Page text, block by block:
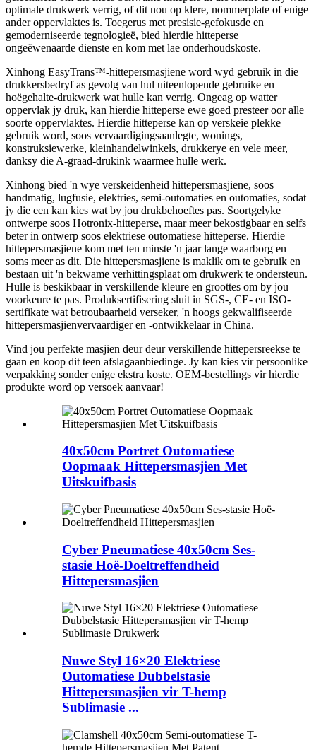
optimale drukwerk verrig, of dit nou op klere, nommerplate of enige
ander oppervlaktes is. Toegerus met presisie-gefokusde en
gemoderniseerde tegnologieë, bied hierdie hitteperse
ongeëwenaarde dienste en kom met lae onderhoudskoste.
Xinhong EasyTrans™-hittepersmasjiene word wyd gebruik in die
drukkersbedryf as gevolg van hul uiteenlopende gebruike en
hoëgehalte-drukwerk wat hulle kan verrig. Ongeag op watter
oppervlak jy druk, kan hierdie hitteperse ewe goed presteer oor alle
soorte oppervlaktes. Hierdie hitteperse kan op verskeie plekke
gebruik word, soos vervaardigingsaanlegte, wonings,
konstruksiewerke, kleinhandelwinkels, drukkerye en vele meer,
danksy die A-graad-drukink waarmee hulle werk.
Xinhong bied 'n wye verskeidenheid hittepersmasjiene, soos
handmatig, lugfusie, elektries, semi-outomaties en outomaties, sodat
jy die een kan kies wat by jou drukbehoeftes pas. Soortgelyke
ontwerpe soos Hotronix-hitteperse, maar meer bekostigbaar en selfs
beter in ontwerp soos elektriese outomatiese hitteperse. Hierdie
hittepersmasjiene kom met ten minste 'n jaar lange waarborg en
soms meer as dit. Die hittepersmasjiene is maklik om te gebruik en
bestaan ​​uit 'n bekwame verhittingsplaat om drukwerk te ondersteun.
Hulle is beskikbaar in verskillende kleure en groottes om by jou
voorkeure te pas. Produksertifisering sluit in SGS-, CE- en ISO-
sertifikate wat betroubaarheid verseker, 'n hoogs gekwalifiseerde
hittepersmasjienvervaardiger en -ontwikkelaar in China.
Vind jou perfekte masjien deur deur verskillende hittepersreekse te
gaan en koop dit teen afslagaanbiedinge. Jy kan kies vir persoonlike
verpakking sonder enige ekstra koste. OEM-bestellings vir hierdie
produkte word op versoek aanvaar!
40x50cm Portret Outomatiese
Oopmaak Hittepersmasjien Met
Uitskuifbasis
Cyber ​​Pneumatiese 40x50cm Ses-
stasie Hoë-Doeltreffendheid
Hittepersmasjien
Nuwe Styl 16×20 Elektriese
Outomatiese Dubbelstasie
Hittepersmasjien vir T-hemp
Sublimasie ...